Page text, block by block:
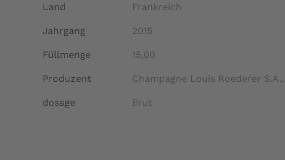
Land Frankreich
Jahrgang 2015
Füllmenge 15,00
Produzent Champagne Louis Roederer
dosage Brut